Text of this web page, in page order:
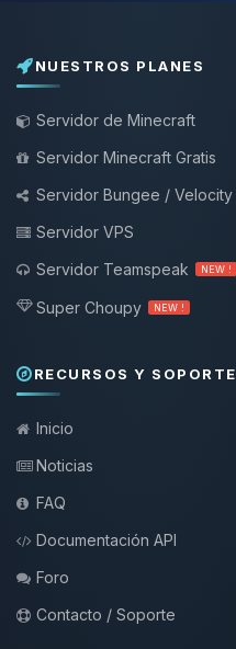
NUESTROS PLANES
Servidor de Minecraft
Servidor Minecraft Gratis
Servidor Bungee / Velocity
Servidor VPS
Servidor Teamspeak
NEW !
Super Choupy NEW !
RECURSOS Y SOPORTE
Inicio
Noticias
FAQ
Documentación API
Foro
Contacto / Soporte